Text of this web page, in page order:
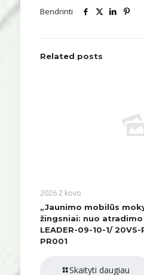
Bendrinti
Related posts
2026 2 kovo
„Jaunimo mobilūs
žingsniai: nuo atradimo
LEADER-09-10-1/
PR001
Skaityti daugiau